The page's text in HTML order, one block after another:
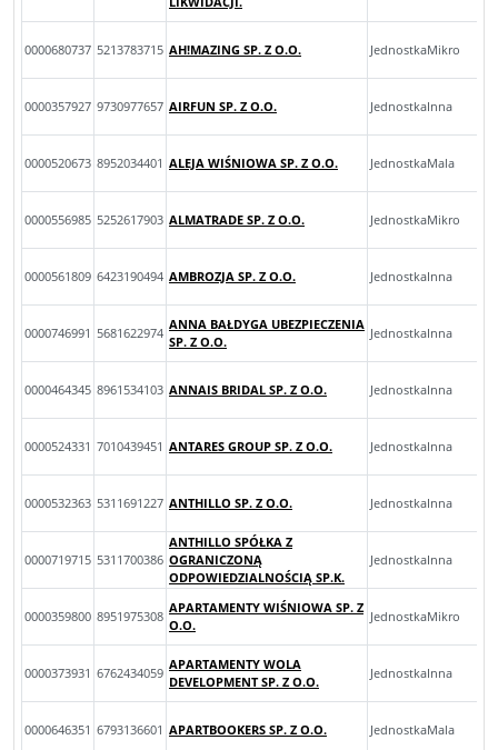
0000680737 5213783715 AH!MAZING SP. Z O.O. JednostkaMikro
0000357927 9730977657 AIRFUN SP. Z O.O. JednostkaInna
0000520673 8952034401 ALEJA WIŚNIOWA SP. Z O.O. JednostkaMala
0000556985 5252617903 ALMATRADE SP. Z O.O. JednostkaMikro
0000561809 6423190494 AMBROZJA SP. Z O.O. JednostkaInna
0000746991 5681622974
ANNA BAŁDYGA UBEZPIECZENIA
SP. Z O.O.
JednostkaInna
0000464345 8961534103 ANNAIS BRIDAL SP. Z O.O. JednostkaInna
0000524331 7010439451 ANTARES GROUP SP. Z O.O. JednostkaInna
0000532363 5311691227 ANTHILLO SP. Z O.O. JednostkaInna
0000719715 5311700386
ANTHILLO SPÓŁKA Z
OGRANICZONĄ
ODPOWIEDZIALNOŚCIĄ SP.K.
JednostkaInna
0000359800 8951975308
APARTAMENTY WIŚNIOWA SP. Z
O.O.
JednostkaMikro
0000373931 6762434059
APARTAMENTY WOLA
DEVELOPMENT SP. Z O.O.
JednostkaInna
0000646351 6793136601 APARTBOOKERS SP. Z O.O. JednostkaMala